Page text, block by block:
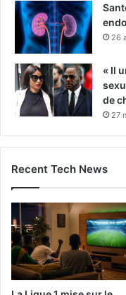
26
« Il
de
27
Recent Tech News